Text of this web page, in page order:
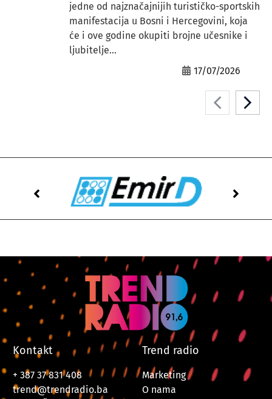
jedne od najznačajnijih turističko-sportskih
manifestacija u Bosni i Hercegovini, koja
će i ove godine okupiti brojne učesnike i
ljubitelje...
17/07/2026
Kontakt
+ 387 37 831 408
trend@trendradio.ba
Trend radio
Marketing
O nama